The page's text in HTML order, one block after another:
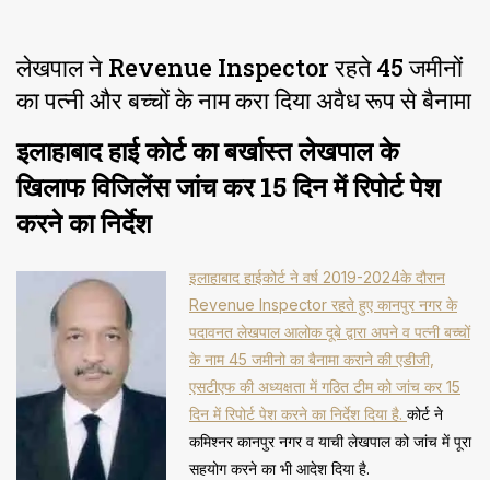
लेखपाल ने Revenue Inspector रहते 45 जमीनों
का पत्नी और बच्चों के नाम करा दिया अवैध रूप से बैनामा
इलाहाबाद हाई कोर्ट का बर्खास्त लेखपाल के
खिलाफ विजिलेंस जांच कर 15 दिन में रिपोर्ट पेश
करने का निर्देश
इलाहाबाद हाईकोर्ट ने वर्ष 2019-2024के दौरान
Revenue Inspector रहते हुए कानपुर नगर के
पदावनत लेखपाल आलोक दूबे द्वारा अपने व पत्नी बच्चों
के नाम 45 जमीनो का बैनामा कराने की एडीजी,
एसटीएफ की अध्यक्षता में गठित टीम को जांच कर 15
दिन में रिपोर्ट पेश करने का निर्देश दिया है. कोर्ट ने
कमिश्नर कानपुर नगर व याची लेखपाल को जांच में पूरा
सहयोग करने का भी आदेश दिया है.